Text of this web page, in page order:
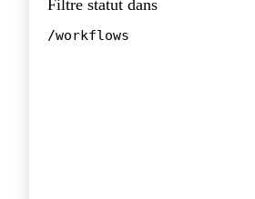
Filtre statut dans
/workflows